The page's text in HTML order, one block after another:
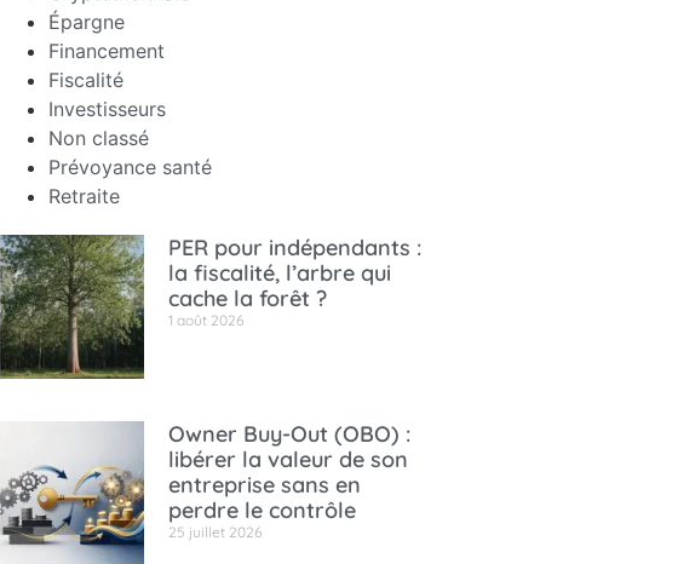
Épargne
Financement
Fiscalité
Investisseurs
Non classé
Prévoyance santé
Retraite
PER pour indépendants :
la fiscalité, l’arbre qui
cache la forêt ?
1 août 2026
Owner Buy-Out (OBO) :
libérer la valeur de son
entreprise sans en
perdre le contrôle
25 juillet 2026